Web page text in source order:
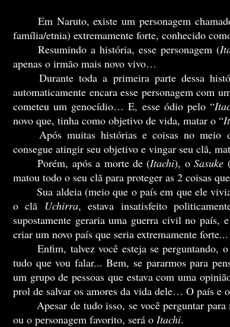
Em Naruto, existe um personagem
família/etnia) extremamente forte, conhecido
	Resumindo a história, esse personagem (
apenas o irmão mais novo vivo…
	Durante toda a primeira parte dessa história, e assim que você se depara com tudo isso,
automaticamente encara esse personagem com
cometeu um genocídio… E, esse ódio pelo “
novo que, tinha como objetivo de vida, matar o “
Após muitas histórias e coisas no meio
consegue atingir seu objetivo e vingar seu clã,
	Porém, após a morte de (
Itachi), o Sasuke
matou todo o seu clã para proteger as 2 coisas
Sua aldeia (meio que o país em que ele
o clã Uchirra, estava insatisfeito
supostamente geraria uma guerra civil no
criar um novo país que seria extremamente forte...
	Enfim, talvez você esteja se perguntando, o que esse exemplo tem a ver com tudo que falei, e
tudo que vou falar... Bem, se pararmos para
um grupo de pessoas que estava com uma
prol de salvar os amores da vida dele… O país e
	Apesar de tudo isso, se você perguntar para muitos que já assistiram o anime completo, um dos
ou o personagem favorito, será o Itachi.